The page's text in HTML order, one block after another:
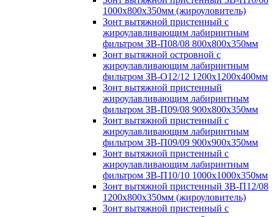
1000х800х350мм (жироуловитель)
Зонт вытяжной пристенный с
жироулавливающим лабиринтным
фильтром ЗВ-П08/08 800х800х350мм
Зонт вытяжной островной с
жироулавливающим лабиринтным
фильтром ЗВ-О12/12 1200х1200х400мм
Зонт вытяжной пристенный
жироулавливающим лабиринтным
фильтром ЗВ-П09/08 900х800х350мм
Зонт вытяжной пристенный с
жироулавливающим лабиринтным
фильтром ЗВ-П09/09 900х900х350мм
Зонт вытяжной пристенный с
жироулавливающим лабиринтным
фильтром ЗВ-П10/10 1000х1000х350мм
Зонт вытяжной пристенный ЗВ-П12/08
1200х800х350мм (жироуловитель)
Зонт вытяжной пристенный с